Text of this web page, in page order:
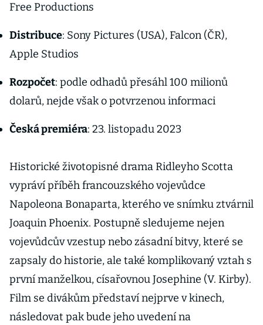
Free Productions
Distribuce: Sony Pictures (USA), Falcon (ČR),
Apple Studios
Rozpočet: podle odhadů přesáhl 100 milionů
dolarů, nejde však o potvrzenou informaci
Česká premiéra: 23. listopadu 2023
Historické životopisné drama Ridleyho Scotta
vypráví příběh francouzského vojevůdce
Napoleona Bonaparta, kterého ve snímku ztvárnil
Joaquin Phoenix. Postupně sledujeme nejen
vojevůdcův vzestup nebo zásadní bitvy, které se
zapsaly do historie, ale také komplikovaný vztah s
první manželkou, císařovnou Josephine (V. Kirby).
Film se divákům představí nejprve v kinech,
následovat pak bude jeho uvedení na